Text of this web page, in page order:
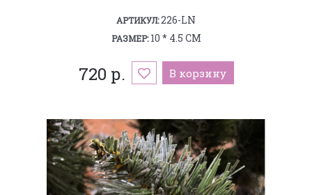
АРТИКУЛ:226-LN
РАЗМЕР:10 * 4.5 СМ
720 р. В корзину